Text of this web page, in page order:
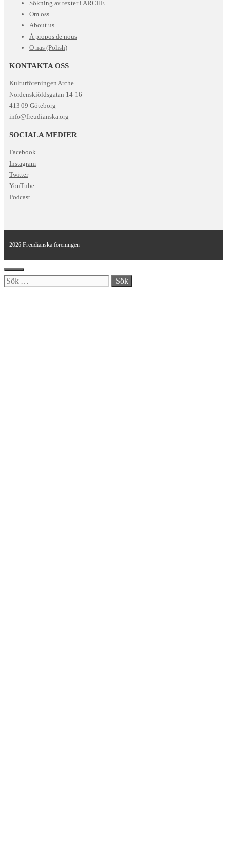
Sökning av texter i ARCHE
Om oss
About us
À propos de nous
O nas (Polish)
KONTAKTA OSS
Kulturföreningen Arche
Nordenskiöldsgatan 14-16
413 09 Göteborg
info@freudianska.org
SOCIALA MEDIER
Facebook
Instagram
Twitter
YouTube
Podcast
2026 Freudianska föreningen
Stäng
Sök